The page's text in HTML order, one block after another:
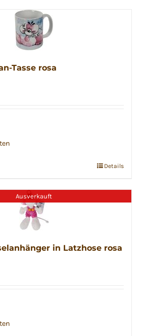
Tasse rosa
Details
Ausverkauft
in Latzhose rosa